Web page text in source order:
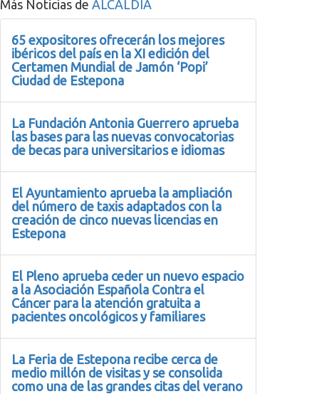
Más Noticias de ALCALDIA
65 expositores ofrecerán los mejores
ibéricos del país en la XI edición del
Certamen Mundial de Jamón ‘Popi’
Ciudad de Estepona
La Fundación Antonia Guerrero aprueba
las bases para las nuevas convocatorias
de becas para universitarios e idiomas
El Ayuntamiento aprueba la ampliación
del número de taxis adaptados con la
creación de cinco nuevas licencias en
Estepona
El Pleno aprueba ceder un nuevo espacio
a la Asociación Española Contra el
Cáncer para la atención gratuita a
pacientes oncológicos y familiares
La Feria de Estepona recibe cerca de
medio millón de visitas y se consolida
como una de las grandes citas del verano